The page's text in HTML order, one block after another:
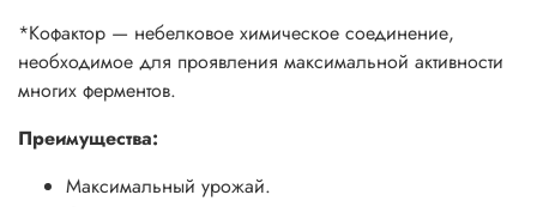
*Кофактор — небелковое химическое соединение,
необходимое для проявления максимальной активности
многих ферментов.
Преимущества:
Максимальный урожай.